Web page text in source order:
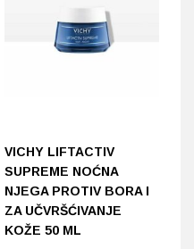
VICHY LIFTACTIV
SUPREME NOĆNA
NJEGA PROTIV BORA I
ZA UČVRŠĆIVANJE
KOŽE 50 ML